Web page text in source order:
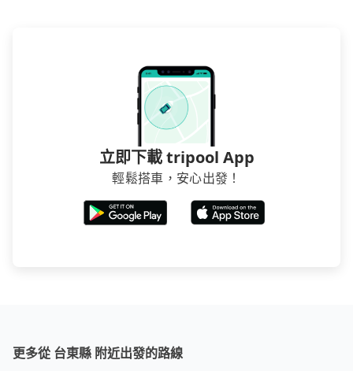
tripool並到府專車接送，則僅需花費約7,650元，費時5
小時9分鐘。選擇搭乘高鐵而不預約包車，不僅至少額外
負擔3,180元車資，而且更會額外浪費223分鐘在轉乘與
等車上，現在還不馬上來預約tripool！
立即下載 tripool App
輕鬆搭車，安心出發！
更多從 台東縣 附近出發的路線